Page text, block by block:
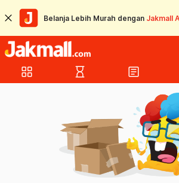
Belanja Lebih Murah dengan Jakmall
grid_view hourglass_empty article